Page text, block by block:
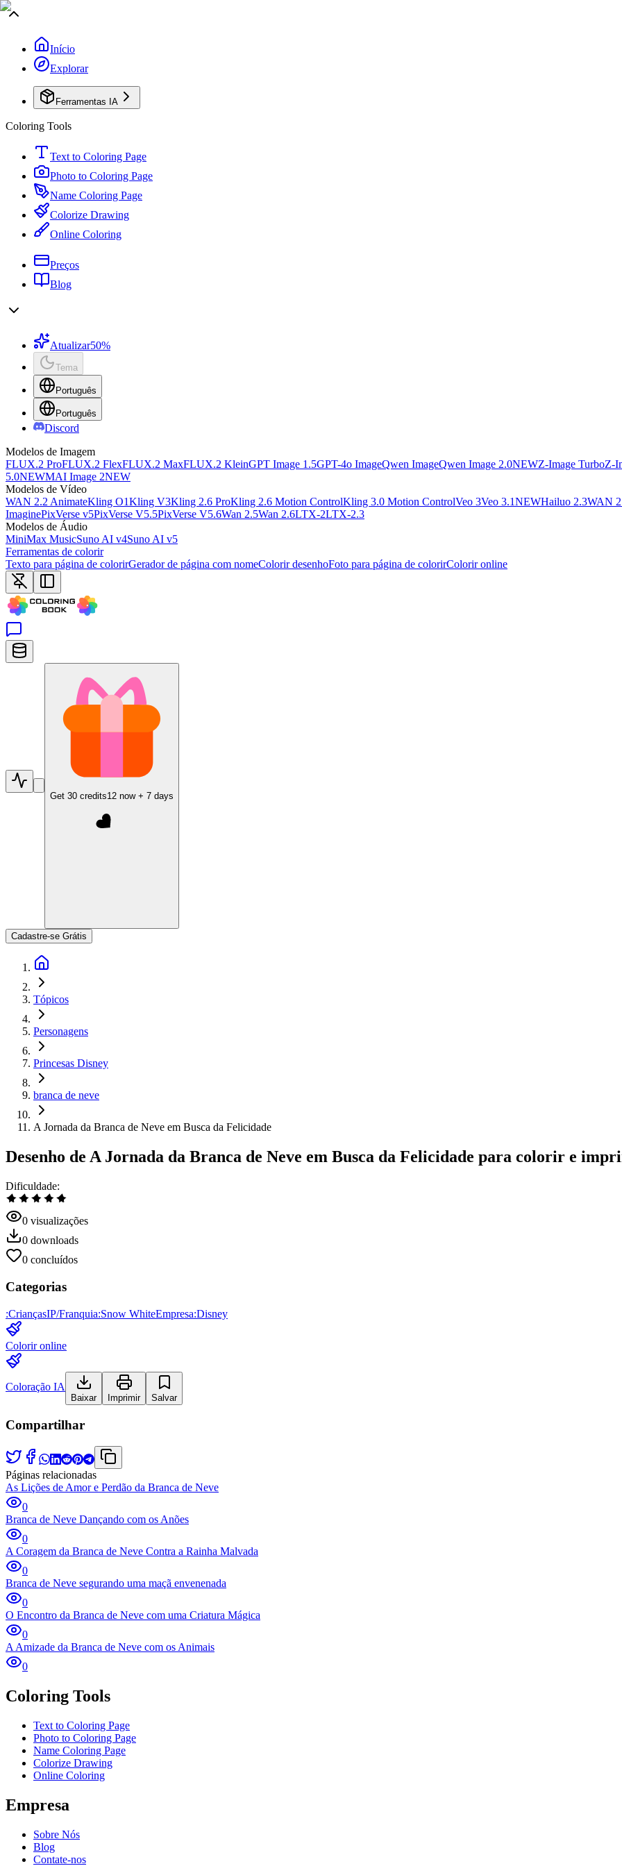
Início
Explorar
Ferramentas IA
Coloring Tools
Text to Coloring Page
Photo to Coloring Page
Name Coloring Page
Colorize Drawing
Online Coloring
Preços
Blog
Atualizar50%
Tema
Português
Português
Discord
Modelos de Imagem
FLUX.2 ProFLUX.2 FlexFLUX.2 MaxFLUX.2 KleinGPT Image 1.5GPT-4o ImageQwen ImageQwen Image 2.0NEWZ-Image TurboZ-
5.0NEWMAI Image 2NEW
Modelos de Vídeo
WAN 2.2 AnimateKling O1Kling V3Kling 2.6 ProKling 2.6 Motion ControlKling 3.0 Motion ControlVeo 3Veo 3.1NEWHailuo 2.3WAN
ImaginePixVerse v5PixVerse V5.5PixVerse V5.6Wan 2.5Wan 2.6LTX-2LTX-2.3
Modelos de Áudio
MiniMax MusicSuno AI v4Suno AI v5
Ferramentas de colorir
Texto para página de colorirGerador de página com nomeColorir desenhoFoto para página de colorirColorir online
Get 30 credits12 now + 7 days
Cadastre-se Grátis
Tópicos
Personagens
Princesas Disney
branca de neve
A Jornada da Branca de Neve em Busca da Felicidade
Desenho de A Jornada da Branca de Neve em Busca da Felicidade para colorir e
Dificuldade:
0 visualizações
0 downloads
0 concluídos
Categorias
:CriançasIP/Franquia:Snow WhiteEmpresa:Disney
Colorir online
Coloração IA
Baixar Imprimir Salvar
Compartilhar
Páginas relacionadas
As Lições de Amor e Perdão da Branca de Neve
0
Branca de Neve Dançando com os Anões
0
A Coragem da Branca de Neve Contra a Rainha Malvada
0
Branca de Neve segurando uma maçã envenenada
0
O Encontro da Branca de Neve com uma Criatura Mágica
0
A Amizade da Branca de Neve com os Animais
0
Coloring Tools
Text to Coloring Page
Photo to Coloring Page
Name Coloring Page
Colorize Drawing
Online Coloring
Empresa
Sobre Nós
Blog
Contate-nos